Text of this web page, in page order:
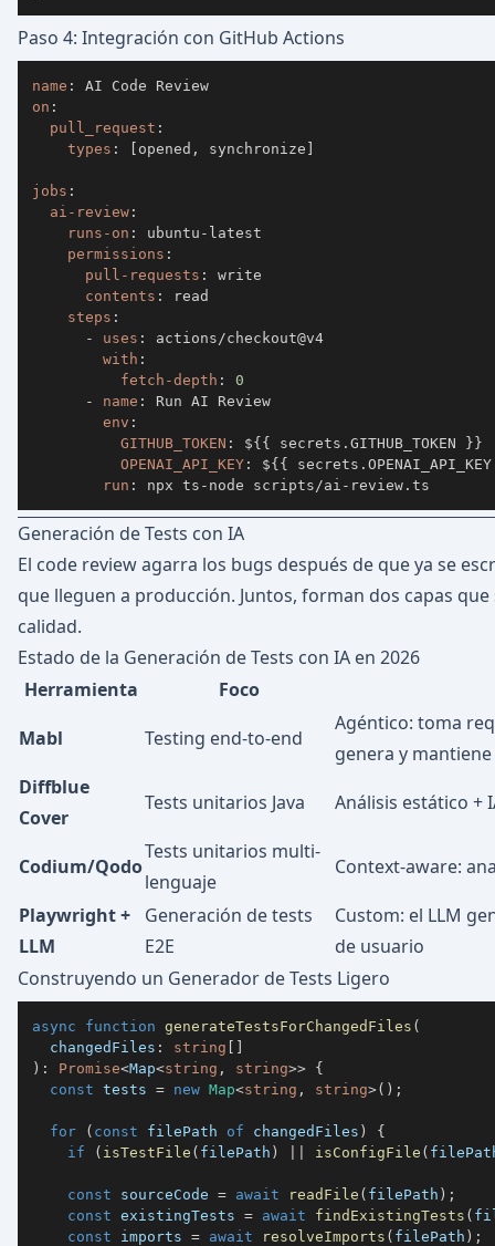
Paso 4: Integración con GitHub Actions
name :
on :
pull_request :
types : [ opened , synchronize ]
jobs :
ai-review :
runs-on : ubuntu -
permissions :
pull-requests :
contents :
steps :
-
uses :
with :
fetch-depth :
0
-
name :
env :
GITHUB_TOKEN : ${{ secrets.GITHUB_TOKEN }}
OPENAI_API_KEY : ${{
run : npx ts - node scripts/ai - review.ts
Generación de Tests con IA
El code review agarra los bugs después de que ya se
que lleguen a producción. Juntos, forman dos capas
calidad.
Estado de la Generación de Tests con IA en 2026
Herramienta
Foco
Mabl
Testing end-to-end
Agéntico: toma
genera y
Diffblue
Cover
Tests unitarios Java Análisis estático +
Codium/Qodo
Tests unitarios multi-
lenguaje
Context-aware:
Playwright +
LLM
Generación de tests
E2E
Custom: el LLM
de usuario
Construyendo un Generador de Tests Ligero
async function generateTestsForChangedFiles (
  changedFiles
: string [ ]
) : Promise<Map<string , string>> {
const tests = new Map<string , string>( ) ;
for ( const filePath of changedFiles )
{
if
( isTestFile ( filePath ) isConfigFile (
const sourceCode = await readFile ( filePath ) ;
const existingTests = await findExistingTests (
const imports = await resolveImports ( filePath ) ;